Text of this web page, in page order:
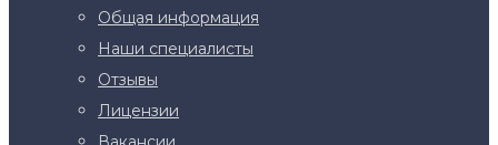
Общая информация
Наши специалисты
Отзывы
Лицензии